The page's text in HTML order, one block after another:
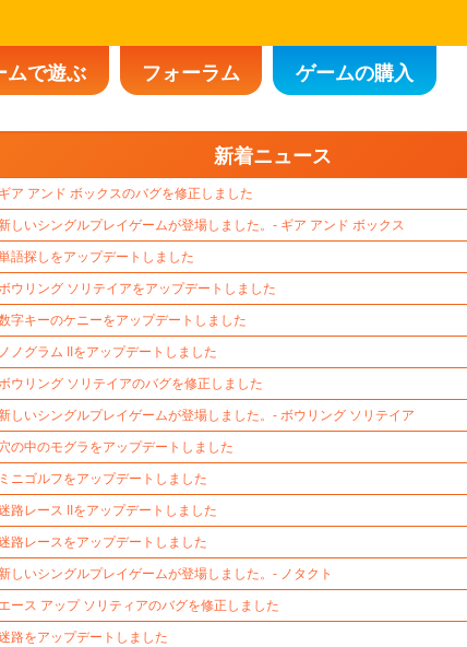
ムで遊ぶ フォーラム ゲームの購入
新着ニュース
ギア アンド ボックスのバグを修正しました
しいシングルプレイゲームが登場しました。- ギア アンド ボックス
語探しをアップデートしました
ウリング ソリテイアをアップデートしました
字キーのケニーをアップデートしました
ノノグラム IIをアップデートしました
ウリング ソリテイアのバグを修正しました
しいシングルプレイゲームが登場しました。- ボウリング ソリテイア
穴の中のモグラをアップデートしました
ミニゴルフをアップデートしました
路レース IIをアップデートしました
路レースをアップデートしました
しいシングルプレイゲームが登場しました。- ノタクト
エース アップ ソリティアのバグを修正しました
路をアップデートしました